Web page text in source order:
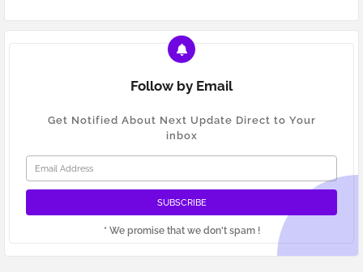
Follow by Email
Get Notified About Next Update Direct to Your
inbox
* We promise that we don't spam !